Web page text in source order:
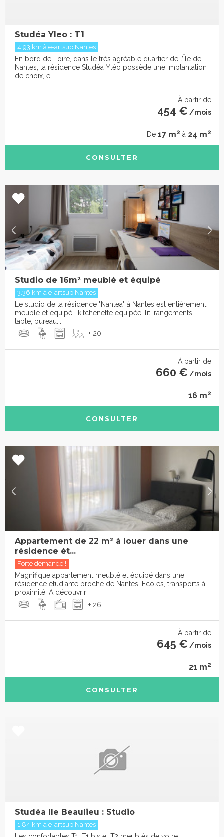
Studéa Yleo : T1
4.93 km à e-artsup Nantes
En bord de Loire, dans le très agréable quartier de l’Île de
Nantes, la résidence Studéa Yléo possède une implantation
de choix, e...
À partir de
454 € /mois
De 17 m2 à 24 m2
CONSULTER
Studio de 16m² meublé et équipé
3.36 km à e-artsup Nantes
Le studio de la résidence "Nantea" à Nantes est entièrement
meublé et équipé : kitchenette équipée, lit, rangements,
table, bureau...
+ 20
À partir de
660 € /mois
16 m2
CONSULTER
Appartement de 22 m² à louer dans une
résidence ét...
Forte demande !
Magnifique appartement meublé et équipé dans une
résidence étudiante proche de Nantes. Ecoles, transports à
proximité. A découvrir
+ 26
À partir de
645 € /mois
21 m2
CONSULTER
Studéa Ile Beaulieu : Studio
1.84 km à e-artsup Nantes